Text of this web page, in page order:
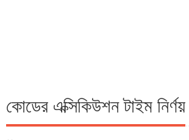
কোডের এক্সিকিউশন টাইম নির্ণয়